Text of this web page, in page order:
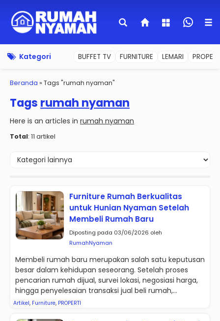
Kategori BUFFET TV FURNITURE LEMARI
Beranda » Tags "rumah nyaman"
Tags rumah nyaman
Here is an articles in rumah nyaman
Total: 11 artikel
Furniture Rumah Berkualitas
untuk Hunian Nyaman Setelah
Membeli Rumah Baru
Diposting pada 03/06/2026 oleh
RumahNyaman
Membeli rumah baru merupakan salah satu keputusan
besar dalam kehidupan seseorang. Setelah proses
pencarian rumah dijual, survei lokasi, negosiasi harga,
hingga penyelesaian transaksi jual beli rumah,...
Artikel, Furniture, PROPERTI